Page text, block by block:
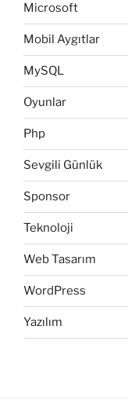
Microsoft
Mobil Aygıtlar
MySQL
Oyunlar
Php
Sevgili Günlük
Sponsor
Teknoloji
Web Tasarım
WordPress
Yazılım